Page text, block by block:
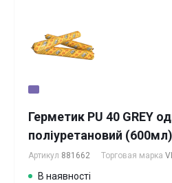
Герметик PU 40 GREY
поліуретановий (600мл)
Артикул 881662 Торговая марка
В наявності